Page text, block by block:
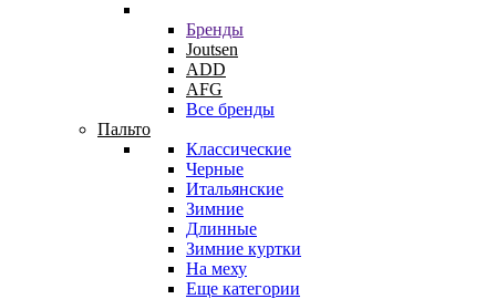
Бренды
Joutsen
ADD
AFG
Все бренды
Пальто
Классические
Черные
Итальянские
Зимние
Длинные
Зимние куртки
На меху
Еще категории